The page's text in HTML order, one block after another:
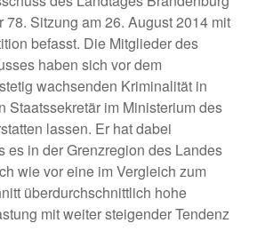
78. Sitzung am 26. August 2014 mit
befasst. Die Mitglieder des
haben sich vor dem
wachsenden Kriminalität in
Staatssekretär im Ministerium des
lassen. Er hat dabei
es in der Grenzregion des Landes
wie vor eine im Vergleich zum
überdurchschnittlich hohe
mit weiter steigender Tendenz